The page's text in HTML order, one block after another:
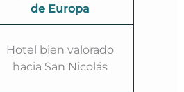
de Europa
Hotel bien valorado
hacia San Nicolás